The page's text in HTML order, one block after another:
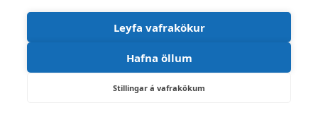
Leyfa vafrakökur
Hafna öllum
Stillingar á vafrakökum